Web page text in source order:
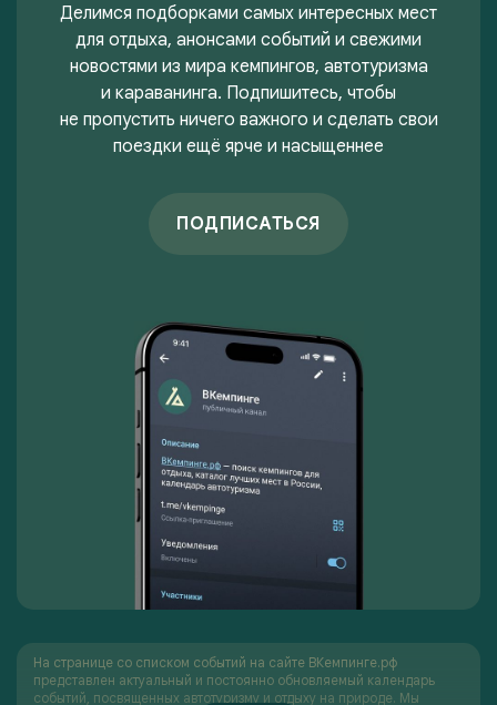
Делимся подборками самых интересных мест
для отдыха, анонсами событий и свежими
новостями из мира кемпингов, автотуризма
и караванинга. Подпишитесь, чтобы
не пропустить ничего важного и сделать свои
поездки ещё ярче и насыщеннее
ПОДПИСАТЬСЯ
На странице со списком событий на сайте ВКемпинге.рф
представлен актуальный и постоянно обновляемый календарь
событий, посвященных автотуризму и отдыху на природе. Мы